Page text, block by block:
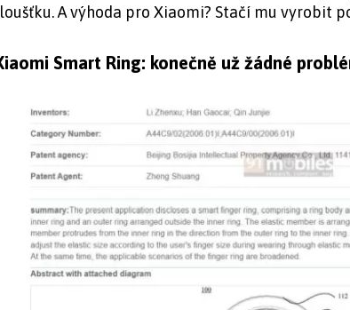
A výhoda pro Xiaomi? Stačí mu vyrobit
Smart Ring: konečně už žádné